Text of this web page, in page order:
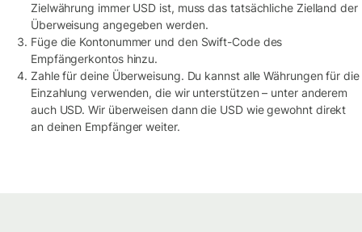
Zielwährung immer USD ist, muss das tatsächliche Zielland der
Überweisung angegeben werden.
Füge die Kontonummer und den Swift-Code des
Empfängerkontos hinzu.
Zahle für deine Überweisung. Du kannst alle Währungen für die
Einzahlung verwenden, die wir unterstützen – unter anderem
auch USD. Wir überweisen dann die USD wie gewohnt direkt
an deinen Empfänger weiter.